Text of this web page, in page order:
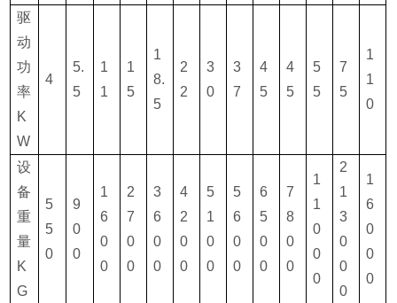
驱
动
功
率
K
W
4
5.
5
1
1
1
5
1
8.
5
2
2
3
0
3
7
4
5
4
5
5
5
7
5
1
1
0
设
备
重
量
K
G
5
5
0
9
0
0
1
6
0
0
2
7
0
0
3
6
0
0
4
2
0
0
5
1
0
0
5
6
0
0
6
5
0
0
7
8
0
0
1
1
0
0
0
2
1
3
0
0
0
1
6
0
0
0